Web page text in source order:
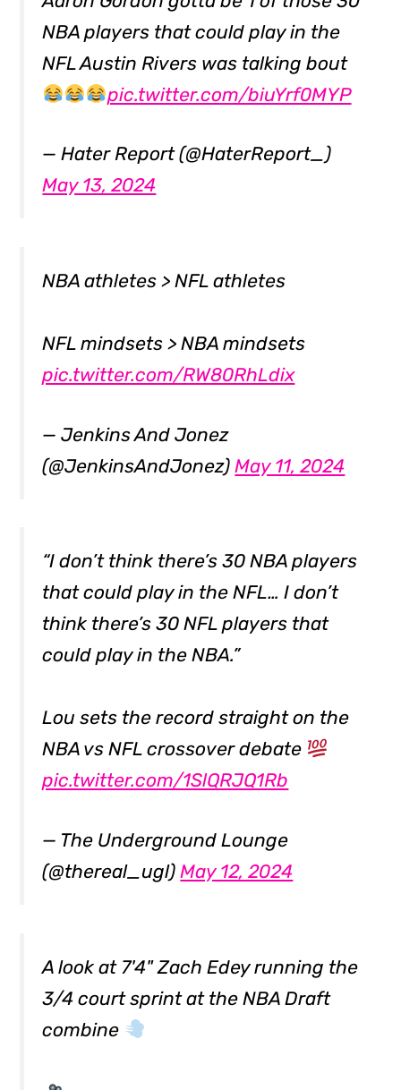
NBA players that could play in the
NFL Austin Rivers was talking bout
pic.twitter.com/biuYrf0MYP
— Hater Report (@HaterReport_)
May 13, 2024
NBA athletes > NFL athletes
NFL mindsets > NBA mindsets
pic.twitter.com/RW80RhLdix
— Jenkins And Jonez
(@JenkinsAndJonez)May 11, 2024
“I don’t think there’s 30 NBA players
that could play in the NFL… I don’t
think there’s 30 NFL players that
could play in the NBA.”
Lou sets the record straight on the
NBA vs NFL crossover debate
pic.twitter.com/1SlQRJQ1Rb
— The Underground Lounge
(@thereal_ugl)May 12, 2024
A look at 7'4" Zach Edey running the
3/4 court sprint at the NBA Draft
combine